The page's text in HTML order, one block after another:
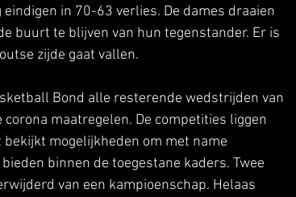
in 70-63 verlies. De dames draaien
buurt te blijven van hun tegenstander. Er is
zijde gaat vallen.
Bond alle resterende wedstrijden van
maatregelen. De competities liggen
mogelijkheden om met name
binnen de toegestane kaders. Twee
van een kampioenschap. Helaas